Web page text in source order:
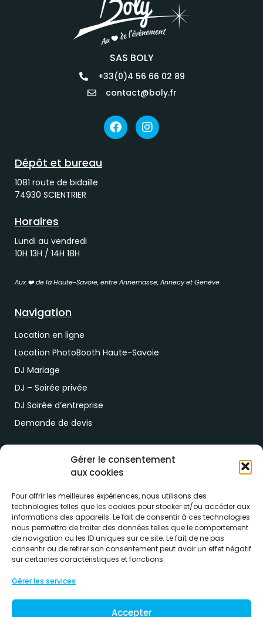
Gérer le consentement
aux cookies
Pour offrir les meilleures expériences, nous utilisons des
technologies telles que les cookies pour stocker et/ou accéder aux
informations des appareils. Le fait de consentir à ces technologies
nous permettra de traiter des données telles que le comportement
de navigation ou les ID uniques sur ce site. Le fait de ne pas
consentir ou de retirer son consentement peut avoir un effet négatif
sur certaines caractéristiques et fonctions.
Gérer les services
Accepter
SAS BOLY
+33(0)4 56 66 02 89
contact@boly.fr
Dépôt et bureau
1081 route de bidaille
74930 SCIENTRIER
Horaires
Lundi au vendredi
10H 13H / 14H 18H
Aux ❤️ de la Haute-Savoie, entre Annemasse, Annecy et Genève
Navigation
Location en ligne
Location PhotoBooth Haute-Savoie
DJ Mariage
DJ – Soirée privée
DJ Soirée d’entreprise
Demande de devis
Paiement & RDV
Lien de paiement
RDV drive location
Conditions générales de ventes